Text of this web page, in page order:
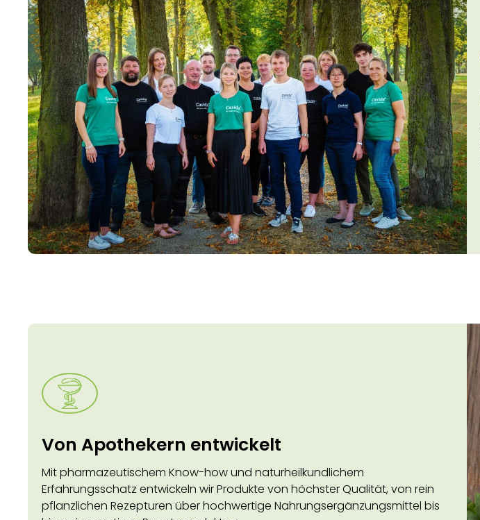
Von Apothekern entwickelt
Mit pharmazeutischem Know-how und naturheilkundlichem
Erfahrungsschatz entwickeln wir Produkte von höchster Qualität, von rein
pflanzlichen Rezepturen über hochwertige Nahrungsergänzungsmittel bis